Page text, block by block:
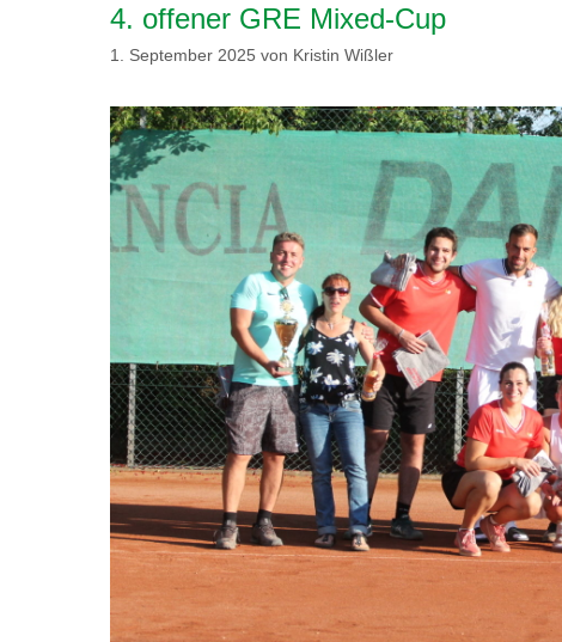
4. offener GRE Mixed-Cup
1. September 2025 von Kristin Wißler